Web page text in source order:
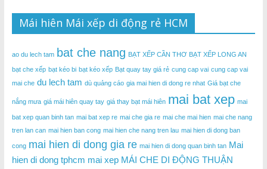
Mái hiên Mái xếp di động rẻ HCM
ao du lech tam bat che nang BẠT XẾP CẦN THƠ BẠT XẾP LONG AN
bạt che xếp bạt kéo bi bạt kéo xếp Bạt quay tay giá rẻ cung cap vai cung cap vai
mai che du lech tam dù quảng cáo gia mai hien di dong re nhat Giá bạt che
nắng mưa giá mái hiên quay tay giá thay bạt mái hiên mai bat xep mai
bat xep quan binh tan mai bat xep re mai che gia re mai che mai hien mai che nang
tren lan can mai hien ban cong mai hien che nang tren lau mai hien di dong ban
cong mai hien di dong gia re mai hien di dong quan binh tan Mai
hien di dong tphcm mai xep MÁI CHE DI ĐỘNG THUẬN